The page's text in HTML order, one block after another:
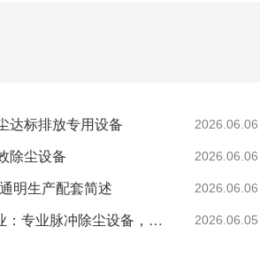
达标排放专用设备 2026.06.06
除尘设备 2026.06.06
明生产配套简述 2026.06.06
2026年6月布袋除尘器制造企业：专业脉冲除尘设备，覆盖全品类工业领域 2026.06.05